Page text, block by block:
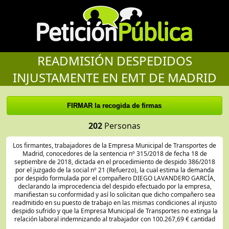
READMISIÓN DESPEDIDOS
INJUSTAMENTE EN EMT DE MADRID
202 Personas
Los firmantes, trabajadores de la Empresa Municipal de Transportes de
Madrid, conocedores de la sentencia nº 315/2018 de fecha 18 de
septiembre de 2018, dictada en el procedimiento de despido 386/2018
por el juzgado de la social nº 21 (Refuerzo), la cual estima la demanda
por despido formulada por el compañero DIEGO LAVANDERO GARCÍA,
declarando la improcedencia del despido efectuado por la empresa,
manifiestan su conformidad y así lo solicitan que dicho compañero sea
readmitido en su puesto de trabajo en las mismas condiciones al injusto
despido sufrido y que la Empresa Municipal de Transportes no extinga la
relación laboral indemnizando al trabajador con 100.267,69 € cantidad